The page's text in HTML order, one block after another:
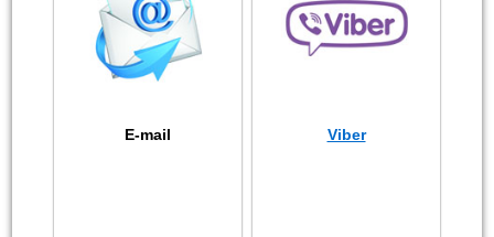
E-mail Viber